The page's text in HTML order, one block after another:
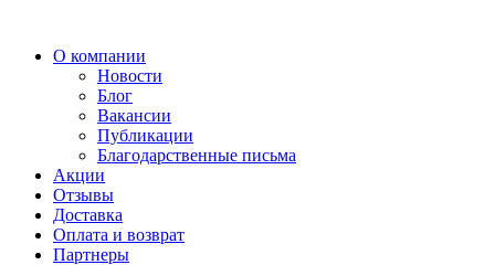
О компании
Новости
Блог
Вакансии
Публикации
Благодарственные письма
Акции
Отзывы
Доставка
Оплата и возврат
Партнеры